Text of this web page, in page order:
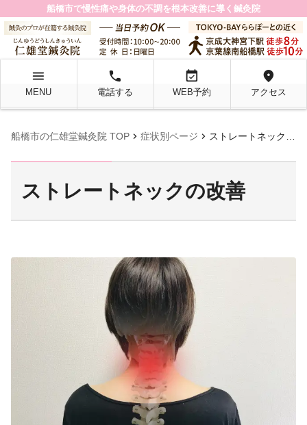
船橋市で慢性痛や身体の不調を根本改善に導く鍼灸院
menu
MENU
local_phone
電話する
event_available
WEB予約
location_on
アクセス
船橋市の仁雄堂鍼灸院 TOP chevron_right 症状別ページ chevron_right ストレートネックの改善
ストレートネックの改善